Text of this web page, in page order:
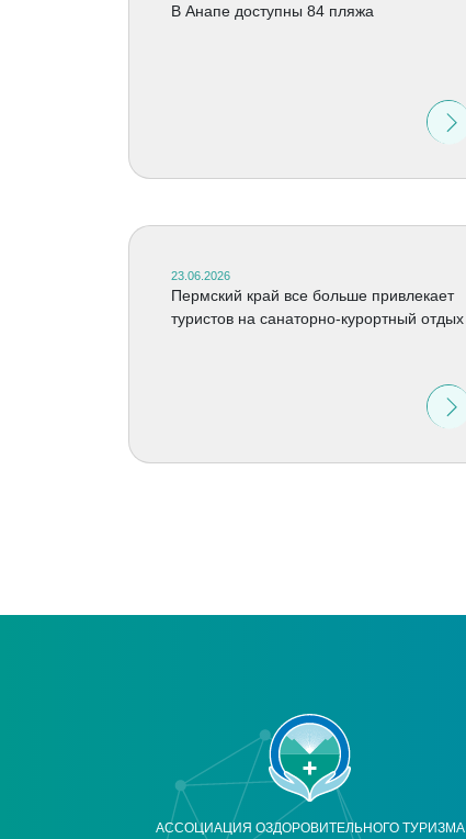
В Анапе доступны 84 пляжа
23.06.2026
Пермский край все больше привлекает
туристов на санаторно-курортный отдых
АССОЦИАЦИЯ ОЗДОРОВИТЕЛЬНОГО ТУРИЗМА